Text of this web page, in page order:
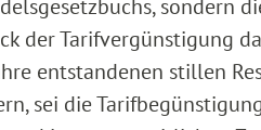
sondern
der Tarifvergünstigung
entstandenen stillen
sei die